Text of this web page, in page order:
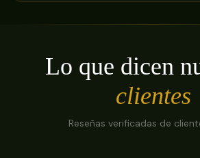
Lo que dicen
clientes
Reseñas verificadas de